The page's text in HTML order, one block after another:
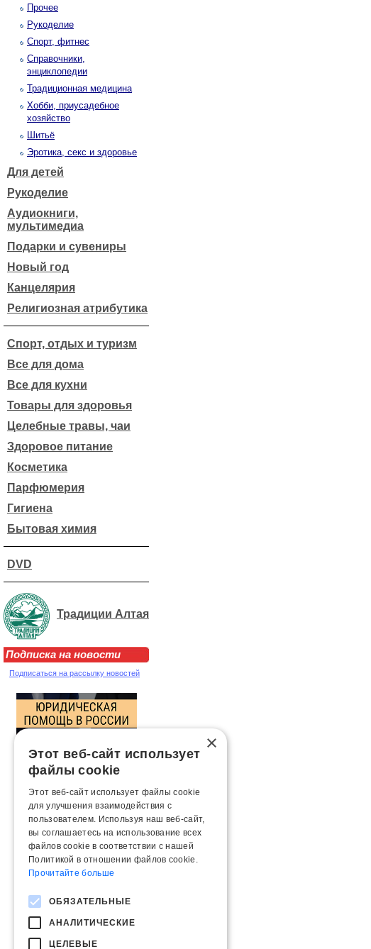
Прочее
Рукоделие
Спорт, фитнес
Справочники,
энциклопедии
Традиционная медицина
Хобби, приусадебное
хозяйство
Шитьё
Эротика, секс и здоровье
Для детей
Рукоделие
Аудиокниги,
мультимедиа
Подарки и сувениры
Новый год
Канцелярия
Религиозная атрибутика
Спорт, отдых и туризм
Все для дома
Все для кухни
Товары для здоровья
Целебные травы, чаи
Здоровое питание
Косметика
Парфюмерия
Гигиена
Бытовая химия
DVD
Традиции Алтая
Подписка на новости
Подписаться на рассылку новостей
×
Этот веб-сайт использует
файлы cookie
Этот веб-сайт использует файлы cookie
для улучшения взаимодействия с
пользователем. Используя наш веб-сайт,
вы соглашаетесь на использование всех
файлов cookie в соответствии с нашей
Политикой в ​​отношении файлов cookie.
Прочитайте больше
ОБЯЗАТЕЛЬНЫЕ
АНАЛИТИЧЕСКИЕ
ЦЕЛЕВЫЕ